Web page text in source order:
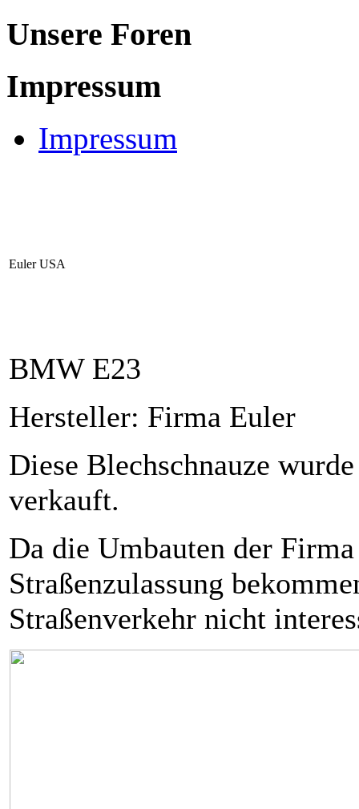
Unsere Foren
Impressum
Impressum
Euler USA
BMW E23
Hersteller: Firma Euler
Diese Blechschnauze
verkauft.
Da die Umbauten der
Straßenzulassung
Straßenverkehr nicht